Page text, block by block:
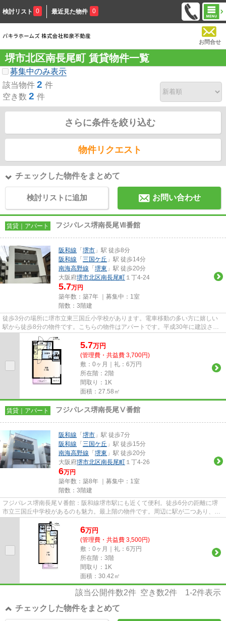
検討リスト 0 最近見た物件 0
お問合せ
堺市北区南長尾町 賃貸物件一覧
募集中のみ表示
該当物件 2 件
空き数 2 件
さらに条件を絞り込む
物件リクエスト
チェックした物件をまとめて
検討リストに追加 お問い合わせ
賃貸｜アパート フジパレス堺南長尾Ⅶ番館
阪和線 「 堺市 」駅 徒歩8分
阪和線 「 三国ケ丘 」駅 徒歩14分
南海高野線 「 堺東 」駅 徒歩20分
大阪府堺市北区南長尾町 １丁4-24
5.7万円
築年数：築7年 ｜募集中： 1室
階数：3階建
徒歩3分の場所に堺市立東三国丘小学校があります。電車移動の多い方に嬉しい
駅から徒歩8分の物件です。こちらの物件はアパートです。平成30年に建設され
た物件です。こちらの物件詳細...
5.7万円
(管理費・共益費 3,700円)
敷：0ヶ月｜礼：6万円
所在階：2階
間取り：1K
面積：27.58㎡
賃貸｜アパート フジパレス堺南長尾Ⅴ番館
阪和線 「 堺市 」駅 徒歩7分
阪和線 「 三国ケ丘 」駅 徒歩15分
南海高野線 「 堺東 」駅 徒歩20分
大阪府堺市北区南長尾町 １丁4-26
6万円
築年数：築8年 ｜募集中： 1室
階数：3階建
フジパレス堺南長尾Ⅴ番館：阪和線堺市駅にも近くて便利。徒歩6分の距離に堺
市立三国丘中学校があるのも魅力。最上階の物件です。周辺に駅が二つあり、交
通の利便性が高いです。できる...
6万円
(管理費・共益費 3,500円)
敷：0ヶ月｜礼：6万円
所在階：3階
間取り：1K
面積：30.42㎡
該当公開件数2件 空き数2件 1-2件表示
チェックした物件をまとめて